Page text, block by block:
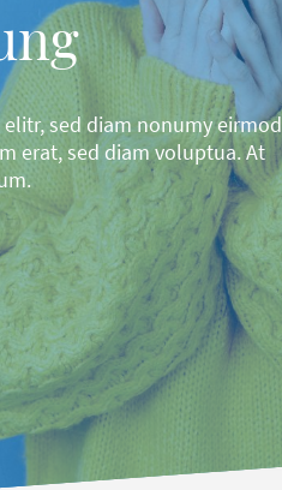
sed diam nonumy eirmod
erat, sed diam voluptua. At